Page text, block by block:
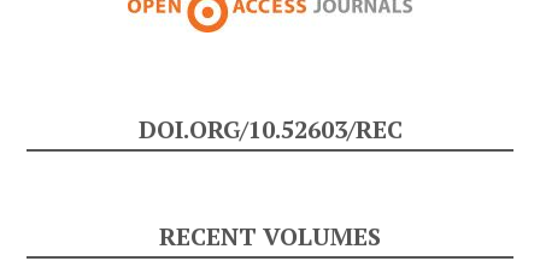
DOI.ORG/10.52603/REC
RECENT VOLUMES